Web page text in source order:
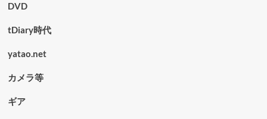
DVD
tDiary時代
yatao.net
カメラ等
ギア